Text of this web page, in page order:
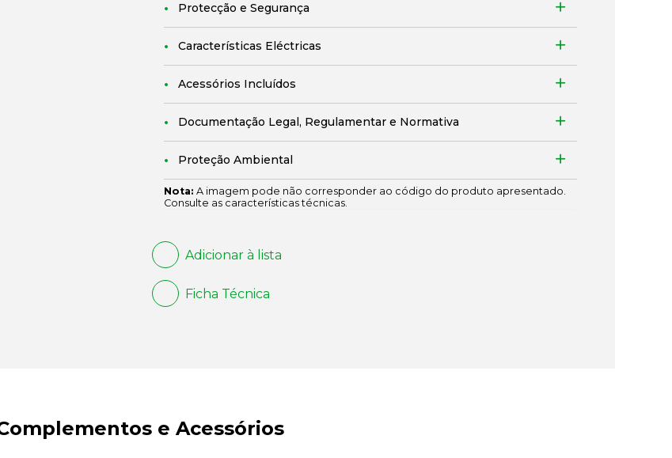
Protecção e Segurança
Características Eléctricas
Acessórios Incluídos
Documentação Legal, Regulamentar e Normativa
Proteção Ambiental
Nota: A imagem pode não corresponder ao código do produto apresentado.
Consulte as características técnicas.
Adicionar à lista
Ficha Técnica
e Acessórios